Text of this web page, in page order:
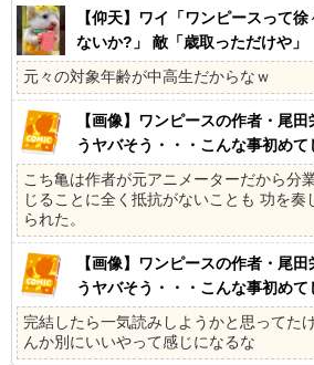
【仰天】ワイ「ワンピースって
ないか?」 敵「歳取っただけや」
元々の対象年齢が中高生だからなｗ
【画像】ワンピースの作者・尾
うヤバそう・・・こんな事初めて
こち亀は作者が元アニメーターだから分
じることに全く抵抗がないことも 功を奏
られた。
【画像】ワンピースの作者・尾
うヤバそう・・・こんな事初めて
完結したら一気読みしようかと思ってた
んか別にいいやって感じになるな